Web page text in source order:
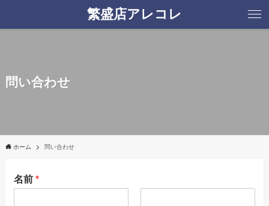
繁盛店アレコレ
問い合わせ
ホーム 問い合わせ
名前*